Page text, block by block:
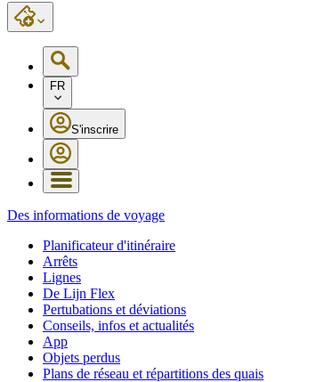
FR
S'inscrire
Des informations de voyage
Planificateur d'itinéraire
Arrêts
Lignes
De Lijn Flex
Pertubations et déviations
Conseils, infos et actualités
App
Objets perdus
Plans de réseau et répartitions des quais